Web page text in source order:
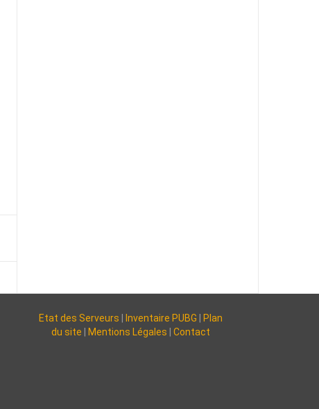
Etat des Serveurs Inventaire PUBG
Plan
du site
Mentions Légales Contact